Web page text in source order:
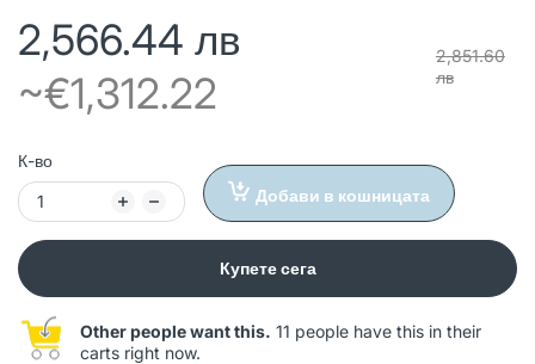
2,566.44 лв
~€1,312.22
2,851.60
лв
К-во
Добави в кошницата
Купете сега
Other people want this. 11 people have this in their
carts right now.